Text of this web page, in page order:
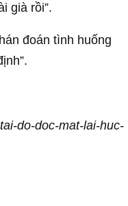
già rồi”.
đoán tình huống
do-doc-mat-lai-huc-